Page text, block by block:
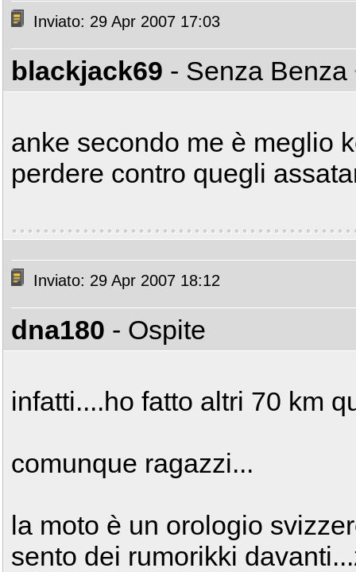
Inviato: 29 Apr 2007 17:03
blackjack69 - Senza Benza
anke secondo me è meglio
perdere contro quegli
Inviato: 29 Apr 2007 18:12
dna180 - Ospite
infatti....ho fatto altri 70 km
comunque ragazzi...
la moto è un orologio
sento dei rumorikki